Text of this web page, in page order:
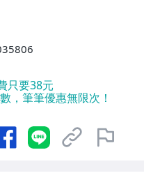
滿5件或消費滿$1298免運
/貨運【單件運費$120、滿5件
只要38元
，筆筆優惠無限次！